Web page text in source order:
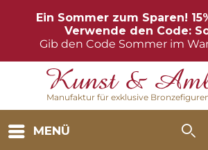
Ein Sommer zum Sparen!
Verwende den Code:
Gib den Code Sommer im
Manufaktur für exklusive
MENÜ